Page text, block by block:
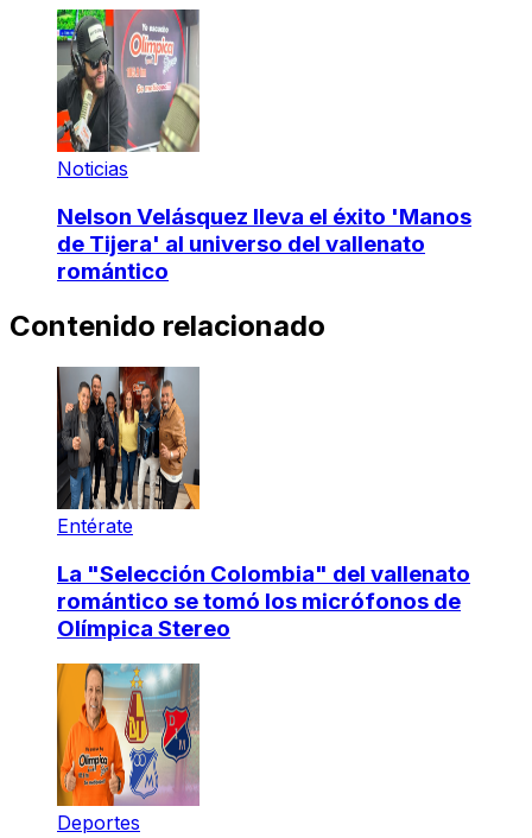
Noticias
Nelson Velásquez lleva el éxito 'Manos
de Tijera' al universo del vallenato
romántico
Contenido relacionado
Entérate
La "Selección Colombia" del vallenato
romántico se tomó los micrófonos de
Olímpica Stereo
Deportes